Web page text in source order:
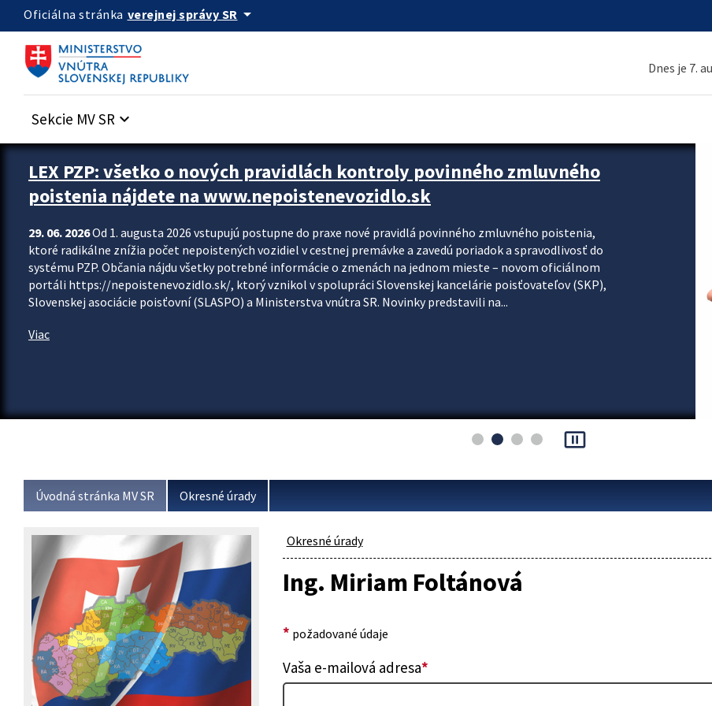
Preskocit na hlavný obsah
Oficiálna stránka verejnej správy SR arrow_drop_down
Dnes je 7.
Sekcie MV SR keyboard_arrow_down
Zastavit automatický posun upútavok
LEX PZP: všetko o nových pravidlách kontroly povinného zmluvného
poistenia nájdete na www.nepoistenevozidlo.sk
29. 06. 2026Od 1. augusta 2026 vstupujú postupne do praxe nové pravidlá povinného zmluvného poistenia,
ktoré radikálne znížia počet nepoistených vozidiel v cestnej premávke a zavedú poriadok a spravodlivosť do
systému PZP. Občania nájdu všetky potrebné informácie o zmenách na jednom mieste – novom oficiálnom
portáli https://nepoistenevozidlo.sk/, ktorý vznikol v spolupráci Slovenskej kancelárie poisťovateľov (SKP),
Slovenskej asociácie poisťovní (SLASPO) a Ministerstva vnútra SR. Novinky predstavili na...
Viac
pause_presentation
Úvodná stránka MV SR Okresné úrady
Okresné úrady
Ing. Miriam Foltánová
* požadované údaje
Vaša e-mailová adresa*